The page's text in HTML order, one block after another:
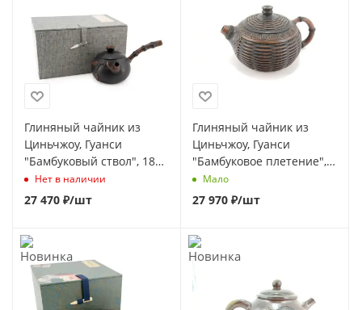
Глиняный чайник из
Циньчжоу, Гуанси
"Бамбуковый ствол", 180
мл.Нет в наличии
27 470 ₽/шт
Глиняный чайник из
Циньчжоу, Гуанси
"Бамбуковое плетение",
240 мл
Мало
27 970 ₽/шт